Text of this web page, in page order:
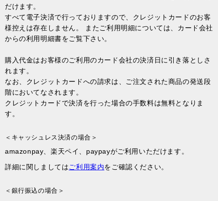
だけます。
すべて電子決済で行っておりますので、クレジットカードのお客
様控えは存在しません。 またご利用明細については、カード会社
からの利用明細書をご覧下さい。
購入代金はお客様のご利用のカード会社の決済日に引き落としさ
れます。
なお、クレジットカードへの請求は、ご注文された商品の発送段
階においてなされます。
クレジットカードで決済を行った場合の手数料は無料となりま
す。
＜キャッシュレス決済の場合＞
amazonpay、楽天ペイ、paypayがご利用いただけます。
詳細に関しましてはご利用案内をご確認ください。
＜銀行振込の場合＞